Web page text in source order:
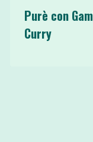
Purè con
Curry